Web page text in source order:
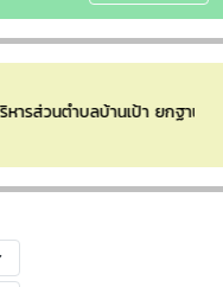
รส่วนตำบลบ้านเป้า ยกฐาน